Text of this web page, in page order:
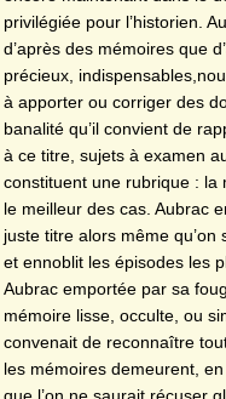
privilégiée pour l’historien.
d’après des mémoires que
précieux,
à apporter ou corriger des
banalité qu’il convient de
à ce titre, sujets à examen
constituent une rubrique : la
le meilleur des cas. Aubrac
juste titre alors même qu’on
et ennoblit les épisodes les
Aubrac emportée par sa
mémoire lisse, occulte, ou
convenait de reconnaître
les mémoires demeurent,
que l’on ne saurait récuser